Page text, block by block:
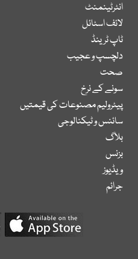
انٹرٹینمنٹ
لائف اسٹائل
ٹاپ ٹرینڈ
دلچسپ و عجیب
صحت
سونے کے نرخ
پیٹرولیم مصنوعات کی قیمتیں
سائنس و ٹیکنالوجی
بلاگ
بزنس
ویڈیوز
جرائم